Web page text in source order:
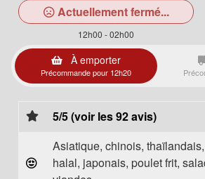
Actuellement fermé...
12h00 - 02h00
À emporter
Précommande pour 12h20
5/5 (voir les 92 avis)
Asiatique, chinois,
halal, japonais, poulet frit,